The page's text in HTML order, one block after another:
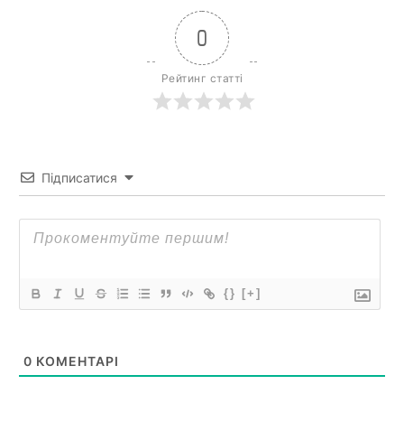
0
Рейтинг статті
Підписатися
{} [+]
0 КОМЕНТАРІ